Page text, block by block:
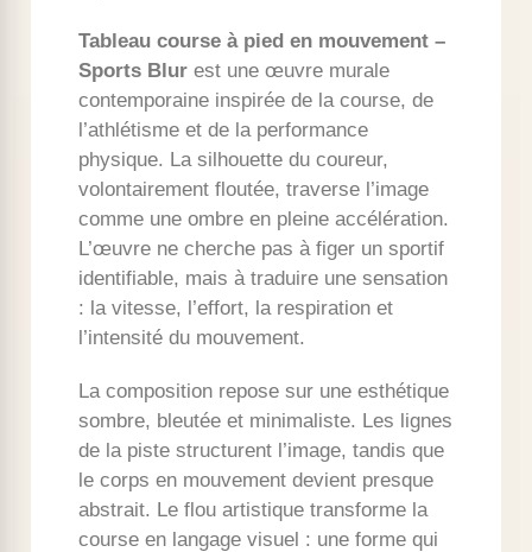
Tableau course à pied en mouvement –
Sports Blur est une œuvre murale
contemporaine inspirée de la course, de
l’athlétisme et de la performance
physique. La silhouette du coureur,
volontairement floutée, traverse l’image
comme une ombre en pleine accélération.
L’œuvre ne cherche pas à figer un sportif
identifiable, mais à traduire une sensation
: la vitesse, l’effort, la respiration et
l’intensité du mouvement.
La composition repose sur une esthétique
sombre, bleutée et minimaliste. Les lignes
de la piste structurent l’image, tandis que
le corps en mouvement devient presque
abstrait. Le flou artistique transforme la
course en langage visuel : une forme qui